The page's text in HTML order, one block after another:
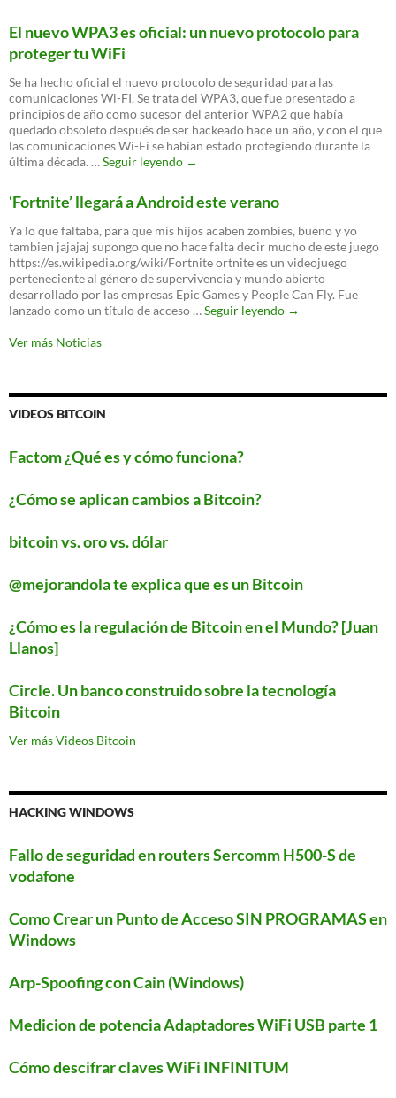
El nuevo WPA3 es oficial: un nuevo protocolo para
proteger tu WiFi
Se ha hecho oficial el nuevo protocolo de seguridad para las
comunicaciones Wi-FI. Se trata del WPA3, que fue presentado a
principios de año como sucesor del anterior WPA2 que había
quedado obsoleto después de ser hackeado hace un año, y con el que
las comunicaciones Wi-Fi se habían estado protegiendo durante la
última década. …Seguir leyendo El
es
oficial:
un
nuevo
protocolo
para
proteger
tu
→
‘Fortnite’ llegará a Android este verano
Ya lo que faltaba, para que mis hijos acaben zombies, bueno y yo
tambien jajajaj supongo que no hace falta decir mucho de este juego
https://es.wikipedia.org/wiki/Fortnite ortnite es un videojuego
perteneciente al género de supervivencia y mundo abierto
desarrollado por las empresas Epic Games y People Can Fly. Fue
lanzado como un título de acceso …Seguir leyendo ‘Fortnite’
→
Ver más Noticias
VIDEOS BITCOIN
Factom ¿Qué es y cómo funciona?
¿Cómo se aplican cambios a Bitcoin?
bitcoin vs. oro vs. dólar
@mejorandola te explica que es un Bitcoin
¿Cómo es la regulación de Bitcoin en el Mundo? [Juan
Llanos]
Circle. Un banco construido sobre la tecnología
Bitcoin
Ver más Videos Bitcoin
HACKING WINDOWS
Fallo de seguridad en routers Sercomm H500-S de
vodafone
Como Crear un Punto de Acceso SIN PROGRAMAS en
Windows
Arp-Spoofing con Cain (Windows)
Medicion de potencia Adaptadores WiFi USB parte 1
Cómo descifrar claves WiFi INFINITUM